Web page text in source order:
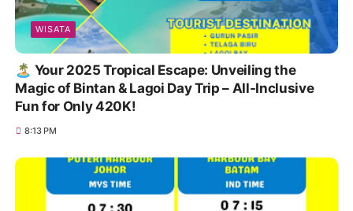
WISATA
🏝️ Your 2025 Tropical Escape: Unveiling the
Magic of Bintan & Lagoi Day Trip – All-Inclusive
Fun for Only 420K!
8:13 PM